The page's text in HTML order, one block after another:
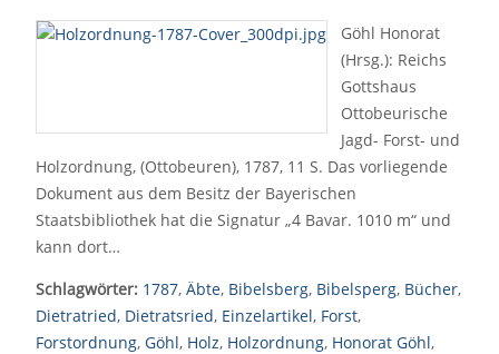
Göhl Honorat
(Hrsg.): Reichs
Gottshaus
Ottobeurische
Jagd- Forst- und
Holzordnung, (Ottobeuren), 1787, 11 S. Das vorliegende
Dokument aus dem Besitz der Bayerischen
Staatsbibliothek hat die Signatur „4 Bavar. 1010 m“ und
kann dort…
Schlagwörter: 1787, Äbte, Bibelsberg, Bibelsperg, Bücher,
Dietratried, Dietratsried, Einzelartikel, Forst,
Forstordnung, Göhl, Holz, Holzordnung, Honorat Göhl,